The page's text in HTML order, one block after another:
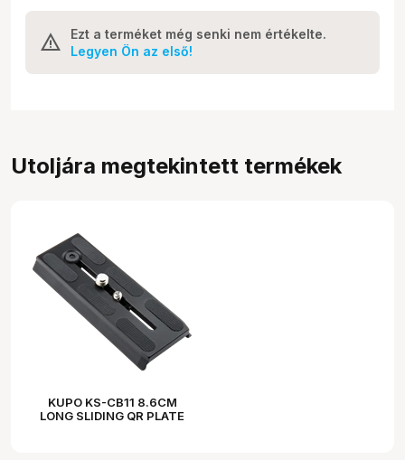
Ezt a terméket még senki nem értékelte.
Legyen Ön az első!
Utoljára megtekintett termékek
KUPO KS-CB11 8.6CM
LONG SLIDING QR PLATE